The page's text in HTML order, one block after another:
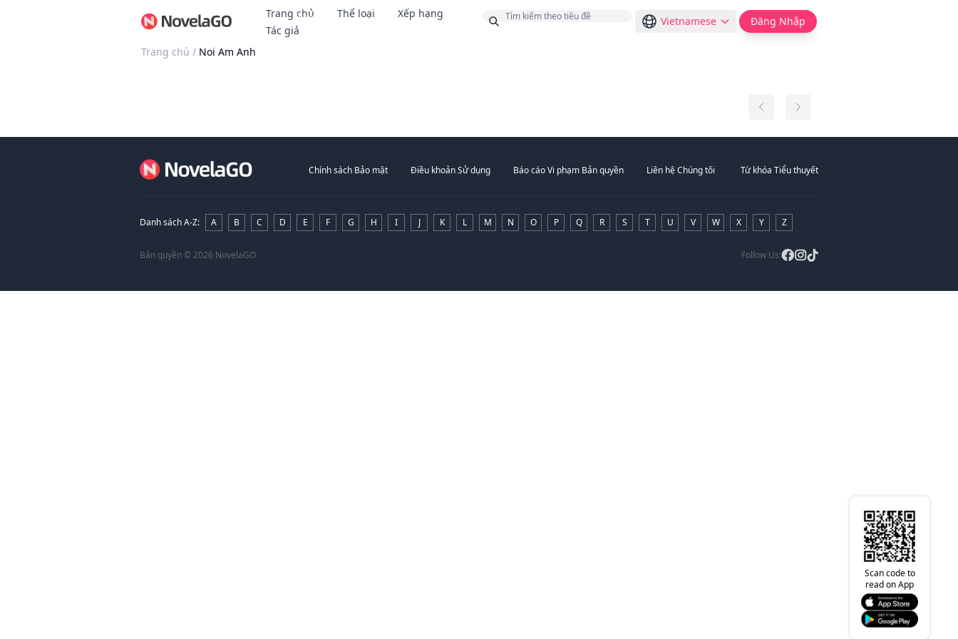
Trang chủ Thể loại
Xếp hạng
Tác giả
Thưởng Vietnamese Đăng Nhập
Trang chủ / Noi Am Anh
Chính sách Bảo mật Điều khoản Sử dụng Báo cáo Vi phạm Bản quyền Liên hệ Chúng tôi Từ khóa Tiểu thuyết
Danh sách A-Z: A B C D E F G H I J K L M N O P Q R S T U V W X Y Z
Bản quyền© 2026 NovelaGO Follow Us:
Scan code to
read on App